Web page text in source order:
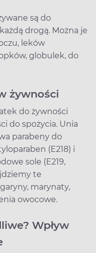
są do
drogą. Można je
leków
globulek, do
żywności
do żywności
do spożycia. Unia
parabeny do
(E218) i
sole (E219,
te
marynaty,
owocowe.
Wpływ